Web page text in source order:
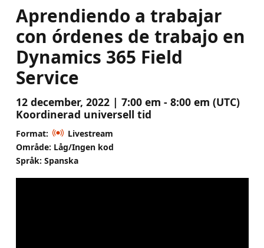
Aprendiendo a trabajar
con órdenes de trabajo en
Dynamics 365 Field
Service
12 december, 2022 | 7:00 em - 8:00 em (UTC)
Koordinerad universell tid
Format:
Livestream
Område: Låg/Ingen kod
Språk: Spanska